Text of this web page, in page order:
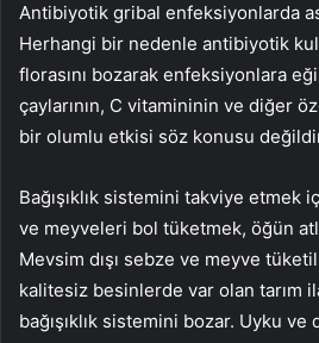
Antibiyotik gribal enfeksiyonlarda
Herhangi bir nedenle antibiyotik
florasını bozarak enfeksiyonlara
çaylarının, C vitamininin ve diğer
bir olumlu etkisi söz konusu
Bağışıklık sistemini takviye etmek
ve meyveleri bol tüketmek, öğün
Mevsim dışı sebze ve meyve
kalitesiz besinlerde var olan tarım
bağışıklık sistemini bozar. Uyku